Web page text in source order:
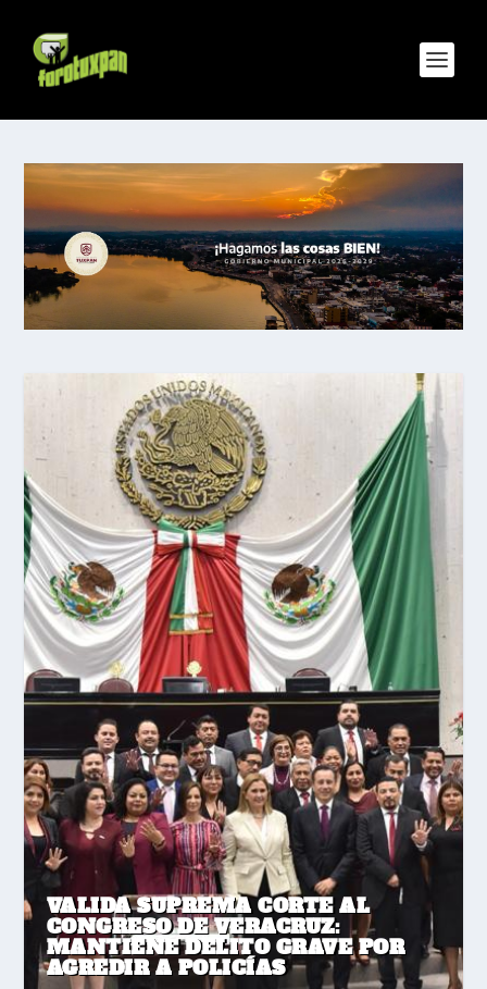
VALIDA SUPREMA CORTE AL
CONGRESO DE VERACRUZ:
MANTIENE DELITO GRAVE POR
AGREDIR A POLICÍAS